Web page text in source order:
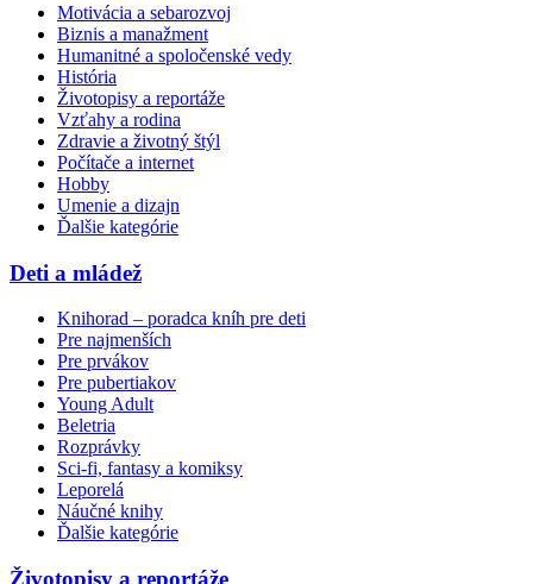
Motivácia a sebarozvoj
Biznis a manažment
Humanitné a spoločenské vedy
História
Životopisy a reportáže
Vzťahy a rodina
Zdravie a životný štýl
Počítače a internet
Hobby
Umenie a dizajn
Ďalšie kategórie
Deti a mládež
Knihorad – poradca kníh pre deti
Pre najmenších
Pre prvákov
Pre pubertiakov
Young Adult
Beletria
Rozprávky
Sci-fi, fantasy a komiksy
Leporelá
Náučné knihy
Ďalšie kategórie
Životopisy a reportáže